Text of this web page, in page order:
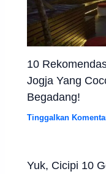
10
Jogja Yang
Begadang!
Tinggalkan
Yuk, Cicipi 10